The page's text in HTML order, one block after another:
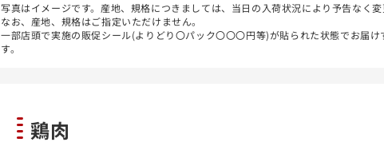
写真はイメージです。産地、規格につきましては、当日の入荷状況により予告なく変
なお、産地、規格はご指定いただけません。
一部店頭で実施の販促シール(よりどり〇パック〇〇〇円等)が貼られた状態でお届
す。
鶏肉